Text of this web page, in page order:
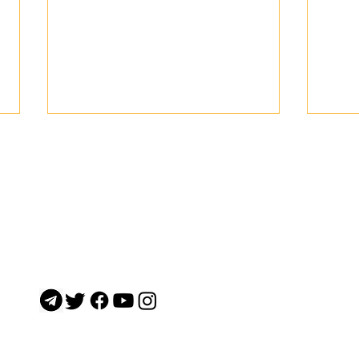
ім. Івана Богуна вправлялися у
стрільбі з дробовиків по